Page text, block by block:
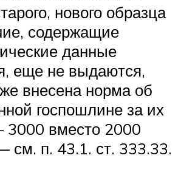
нового образца
содержащие
данные
еще не выдаются,
внесена норма об
госпошлине за их
3000 вместо 2000
см. п. 43.1. ст. 333.33.